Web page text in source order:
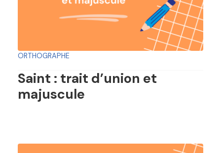
ORTHOGRAPHE
Saint : trait d’union et
majuscule